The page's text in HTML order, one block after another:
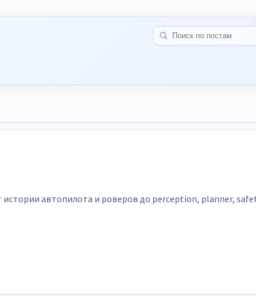
истории автопилота и роверов до perception, planner,